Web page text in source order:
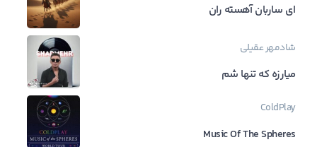
ای ساربان آهسته ران
شادمهر عقیلی
میارزه که تنها شم
ColdPlay
Music Of The Spheres